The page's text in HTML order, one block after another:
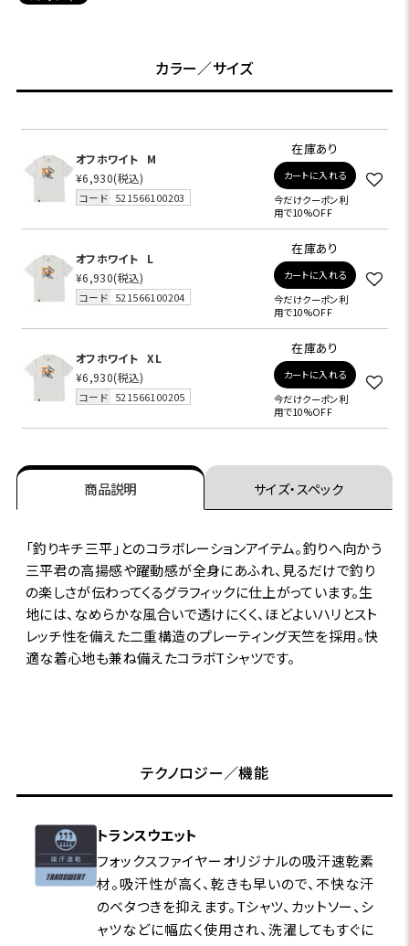
カラー／サイズ
オフホワイト
M
¥6,930(税込)
コード 521566100203
在庫あり
カートに入れる
今だけクーポン利
用で10%OFF
オフホワイト
L
¥6,930(税込)
コード 521566100204
在庫あり
カートに入れる
今だけクーポン利
用で10%OFF
オフホワイト
XL
¥6,930(税込)
コード 521566100205
在庫あり
カートに入れる
今だけクーポン利
用で10%OFF
商品説明 サイズ・スペック
「釣りキチ三平」とのコラボレーションアイテム。釣りへ向かう
三平君の高揚感や躍動感が全身にあふれ、見るだけで釣り
の楽しさが伝わってくるグラフィックに仕上がっています。生
地には、なめらかな風合いで透けにくく、ほどよいハリとスト
レッチ性を備えた二重構造のプレーティング天竺を採用。快
適な着心地も兼ね備えたコラボTシャツです。
テクノロジー／機能
トランスウエット
フォックスファイヤーオリジナルの吸汗速乾素
材。吸汗性が高く、乾きも早いので、不快な汗
のベタつきを抑えます。Tシャツ、カットソー、シ
ャツなどに幅広く使用され、洗濯してもすぐに